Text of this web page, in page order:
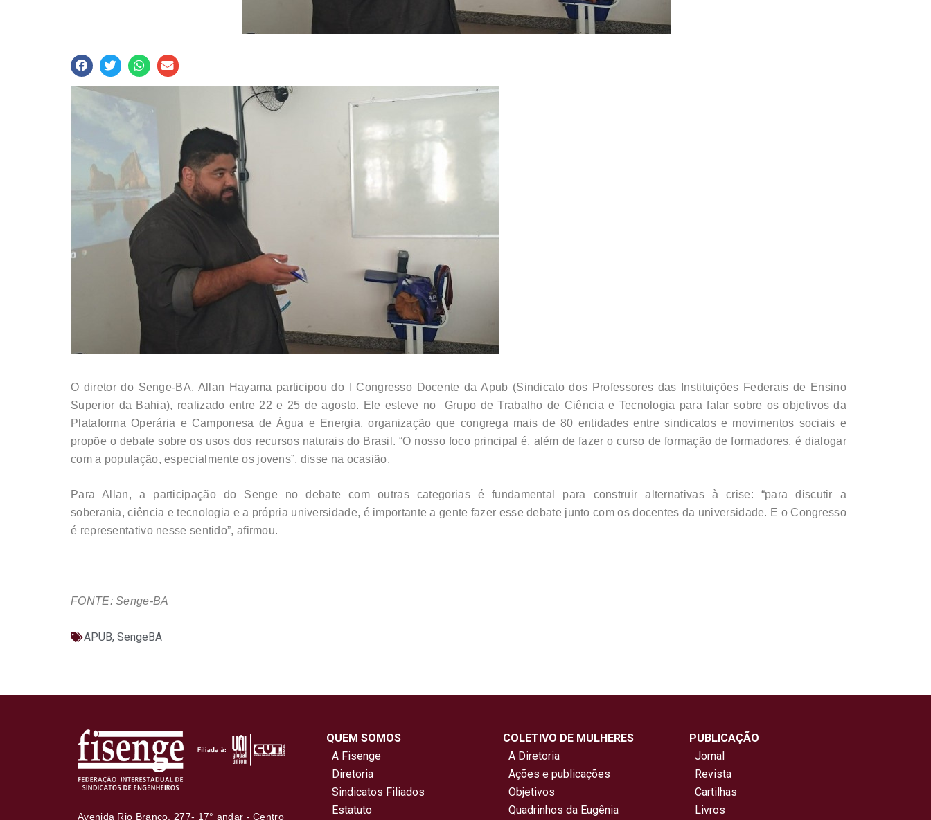
O diretor do Senge-BA, Allan Hayama participou do I Congresso Docente da Apub (Sindicato dos Professores das Instituições Federais de Ensino
Superior da Bahia), realizado entre 22 e 25 de agosto. Ele esteve no Grupo de Trabalho de Ciência e Tecnologia para falar sobre os objetivos da
Plataforma Operária e Camponesa de Água e Energia, organização que congrega mais de 80 entidades entre sindicatos e movimentos sociais e
propõe o debate sobre os usos dos recursos naturais do Brasil. “O nosso foco principal é, além de fazer o curso de formação de formadores, é dialogar
com a população, especialmente os jovens”, disse na ocasião.
Para Allan, a participação do Senge no debate com outras categorias é fundamental para construir alternativas à crise: “para discutir a
soberania, ciência e tecnologia e a própria universidade, é importante a gente fazer esse debate junto com os docentes da universidade. E o Congresso
é representativo nesse sentido”, afirmou.
FONTE: Senge-BA
APUB, SengeBA
Avenida Rio Branco, 277- 17° andar - Centro
QUEM SOMOS
A Fisenge
Diretoria
Sindicatos Filiados
Estatuto
COLETIVO DE MULHERES
A Diretoria
Ações e publicações
Objetivos
Quadrinhos da Eugênia
PUBLICAÇÃO
Jornal
Revista
Cartilhas
Livros